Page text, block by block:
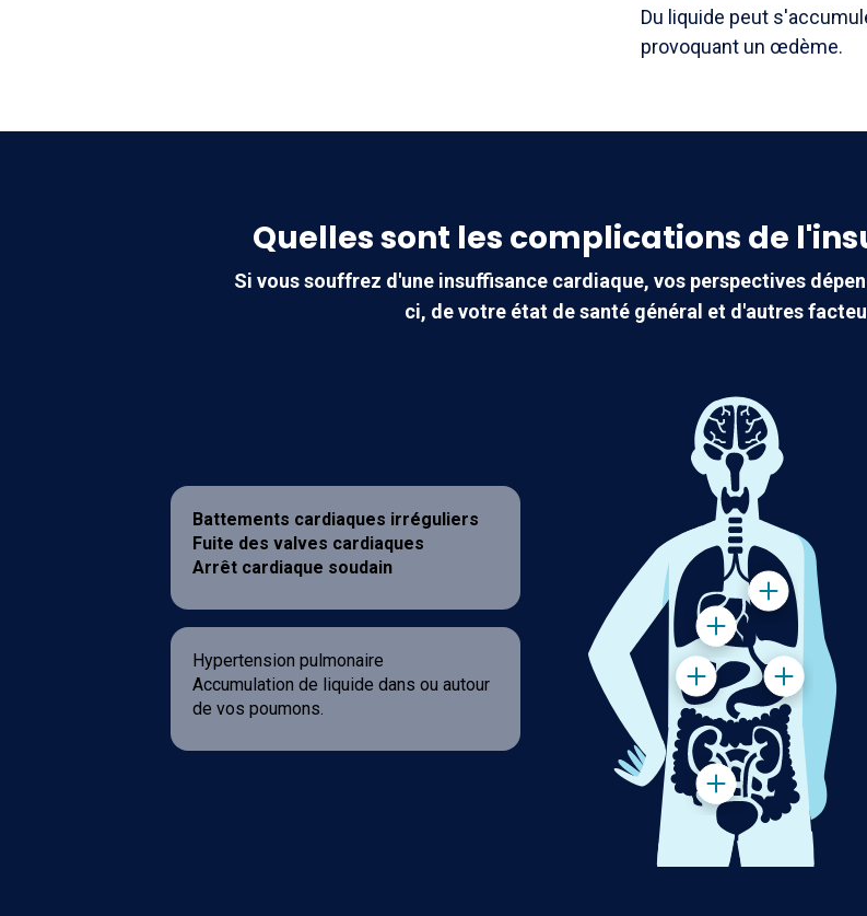
Du liquide peut
provoquant un œdème.
Quelles sont les complications de
Si vous souffrez d'une insuffisance cardiaque, vos perspectives
ci, de votre état de santé général et d'autres
Battements cardiaques irréguliers
Fuite des valves cardiaques
Arrêt cardiaque soudain
Hypertension pulmonaire
Accumulation de liquide dans ou autour
de vos poumons.